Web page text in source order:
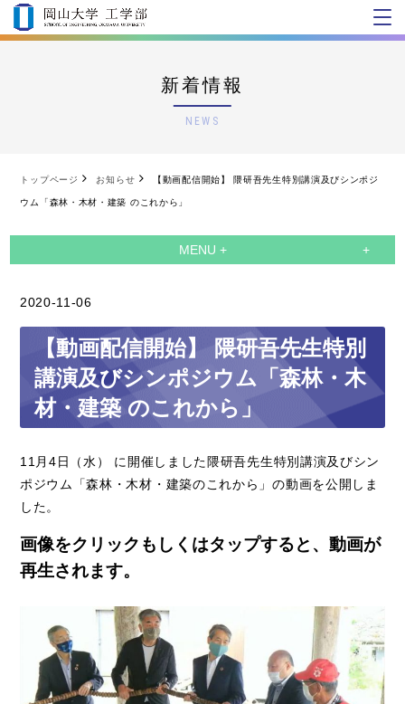
新着情報
NEWS
トップページ お知らせ 【動画配信開始】 隈研吾先生特別講演及びシンポジ
ウム「森林・木材・建築 のこれから」
MENU +
2020-11-06
【動画配信開始】 隈研吾先生特別
講演及びシンポジウム「森林・木
材・建築 のこれから」
11月4日（水） に開催しました隈研吾先生特別講演及びシン
ポジウム「森林・木材・建築のこれから」の動画を公開しま
した。
画像をクリックもしくはタップすると、動画が
再生されます。